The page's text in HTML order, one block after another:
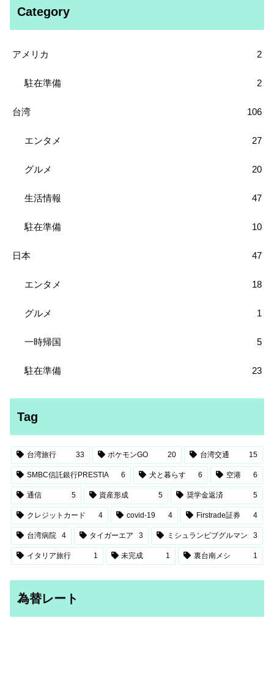
Category
アメリカ 2
駐在準備 2
台湾 106
エンタメ 27
グルメ 20
生活情報 47
駐在準備 10
日本 47
エンタメ 18
グルメ 1
一時帰国 5
駐在準備 23
Tag
台湾旅行 33 ポケモンGO 20 台湾交通 15
SMBC信託銀行PRESTIA 6 犬と暮らす 6 空港 6
通信 5 資産形成 5 奨学金返済 5
クレジットカード 4 covid-19 4 Firstrade証券 4
台湾病院 4 タイガーエア 3 ミシュランビブグルマン 3
イタリア旅行 1 未完成 1 裏台南メシ 1
為替レート